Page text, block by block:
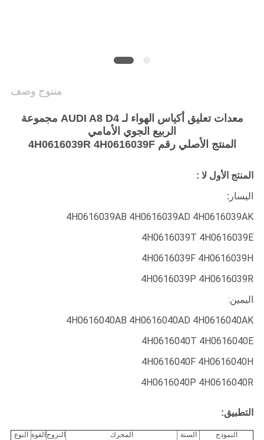
منتوج وصف
معدات تعليق أكياس الهواء لـ AUDI A8 D4 مجموعة
الربيع الجوي الأمامي
المنتج الأصلي رقم 4H0616039R 4H0616039F
المنتج الأول لا :
اليسار:
4H0616039AB 4H0616039AD 4H0616039AK
4H0616039T 4H0616039E
4H0616039F 4H0616039H
4H0616039P 4H0616039R
اليمين:
4H0616040AB 4H0616040AD 4H0616040AK
4H0616040T 4H0616040E
4H0616040F 4H0616040H
4H0616040P 4H0616040R
التطبيق:
النموذج السنة المحرك النزوح القوة النوع